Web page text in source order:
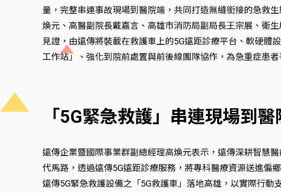
量，完整串連事故現場到醫院端，共同打造無縫銜接的急救
煥元、高醫副院長戴嘉言、高雄市消防局副局長王宗展、衛
見證，由遠傳將裝載在救護車上的5G遠距診療平台、軟硬體
工作站」、強化到院前處置與前後線團隊協作，為急重症患者
「5G緊急救護」串連現場到
遠傳企業暨國際事業群副總經理高煥元表示，遠傳深耕智慧
代馬路，透過遠傳5G遠距診療服務，將專科醫療資源送進偏
遠傳5G緊急救護設備之「5G救護車」落地高雄，以實際行